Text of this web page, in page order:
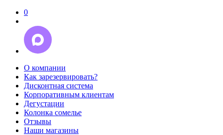
0
О компании
Как зарезервировать?
Дисконтная система
Корпоративным клиентам
Дегустации
Колонка сомелье
Отзывы
Наши магазины